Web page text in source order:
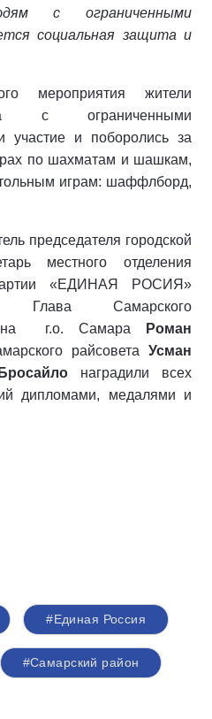
с ограниченными
социальная защита и
мероприятия жители
с ограниченными
участие и поборолись за
по шахматам и шашкам,
играм: шаффлборд,
председателя городской
местного отделения
«ЕДИНАЯ РОСИЯ»
Самарского
г.о. Самара
Роман
райсовета Усман
наградили всех
дипломами, медалями и
#Единая Россия
#Самарский район